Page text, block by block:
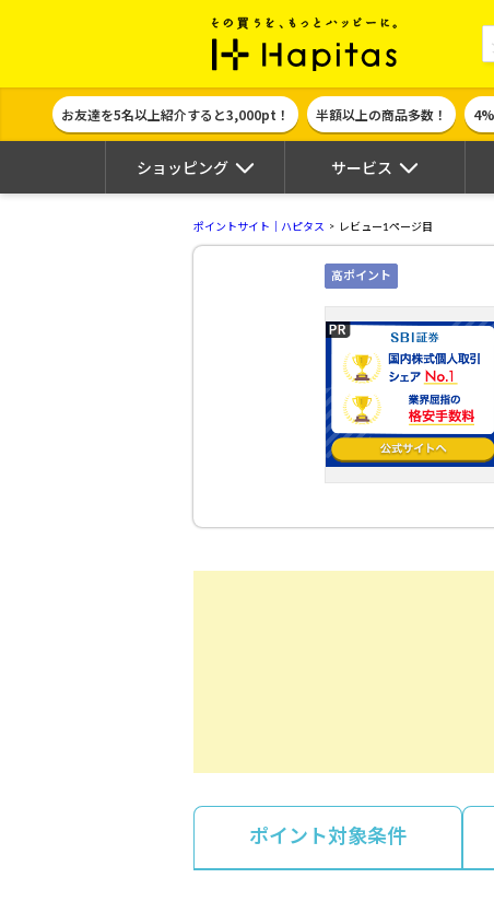
ポイント貯め
お友達を5名以上紹介すると3,000pt！ 半額以上の商品多数！
ショッピング サービス
ポイントサイト｜ハピタス レビュー1ページ目
高ポイント
ポイント対象条件